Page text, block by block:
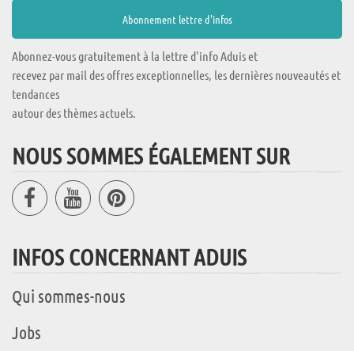
Abonnez-vous gratuitement à la lettre d'info Aduis et
recevez par mail des offres exceptionnelles, les dernières nouveautés et
tendances
autour des thèmes actuels.
NOUS SOMMES ÉGALEMENT SUR
INFOS CONCERNANT ADUIS
Qui sommes-nous
Jobs